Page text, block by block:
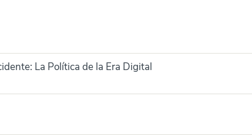
La Política de la Era Digital